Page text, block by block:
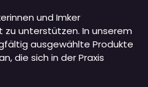
und Imker
zu unterstützen. In unserem
ausgewählte Produkte
die sich in der Praxis